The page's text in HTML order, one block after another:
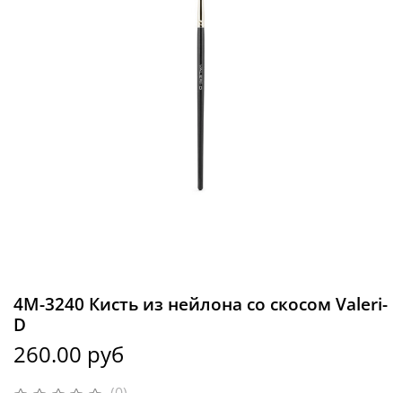
4M-3240 Кисть из нейлона со скосом Valeri-
D
260.00 руб